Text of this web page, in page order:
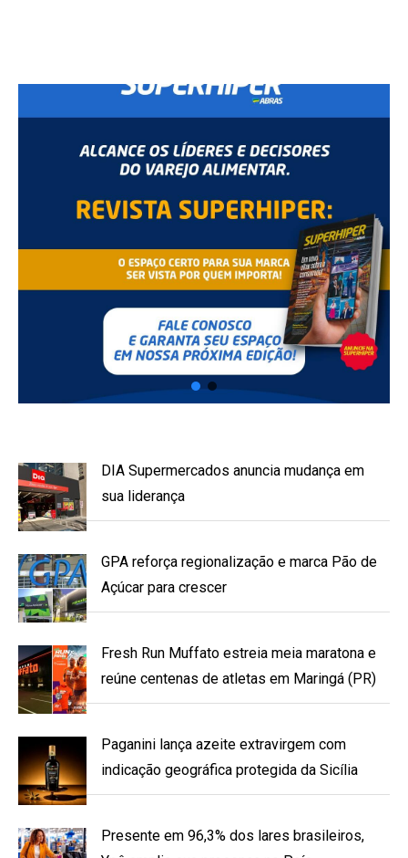
DIA Supermercados anuncia mudança em
sua liderança
GPA reforça regionalização e marca Pão de
Açúcar para crescer
Fresh Run Muffato estreia meia maratona e
reúne centenas de atletas em Maringá (PR)
Paganini lança azeite extravirgem com
indicação geográfica protegida da Sicília
Presente em 96,3% dos lares brasileiros,